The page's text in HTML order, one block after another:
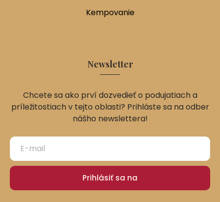
Kempovanie
Newsletter
Chcete sa ako prví dozvedieť o podujatiach a
príležitostiach v tejto oblasti? Prihláste sa na odber
nášho newslettera!
Prihlásiť sa na